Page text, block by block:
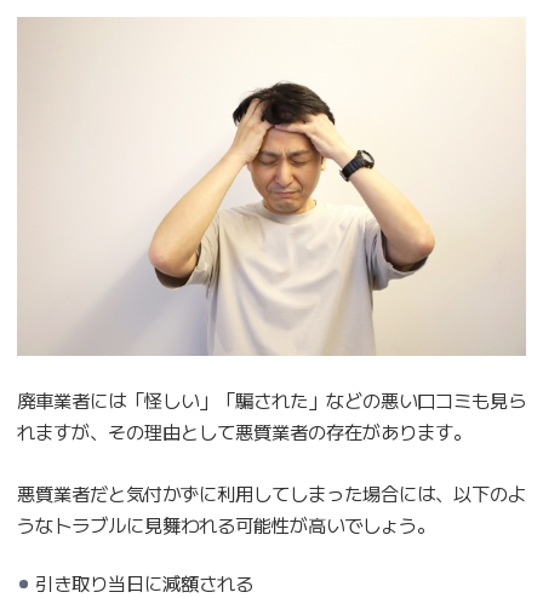
廃車業者には「怪しい」「騙された」などの悪い口コミも見ら
れますが、その理由として悪質業者の存在があります。
悪質業者だと気付かずに利用してしまった場合には、以下のよ
うなトラブルに見舞われる可能性が高いでしょう。
引き取り当日に減額される